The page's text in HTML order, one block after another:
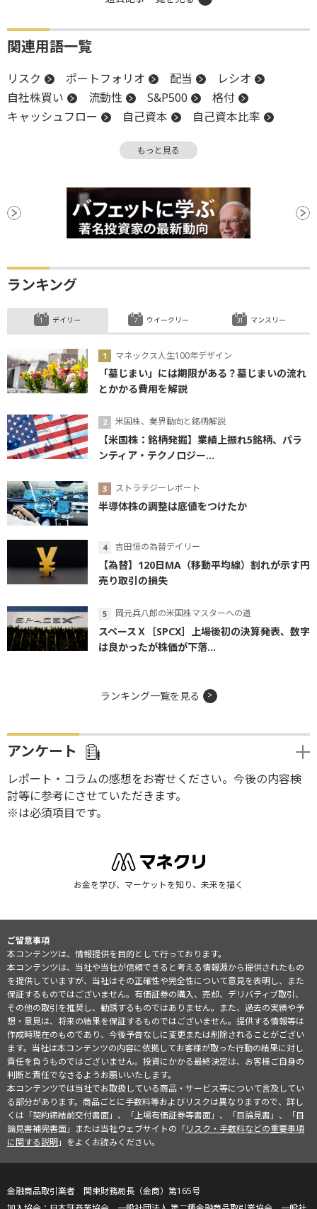
関連用語一覧
リスク ポートフォリオ 配当
レシオ
自社株買い
流動性 S&P500
格付
キャッシュフロー
自己資本
自己資本比率
もっと見る
ランキング
デイリー
マネックス人生100年デザイン
「墓じまい」には期限がある？墓じまいの流れ
とかかる費用を解説
米国株、業界動向と銘柄解説
【米国株：銘柄発掘】業績上振れ5銘柄、パラ
ンティア・テクノロジー...
ストラテジーレポート
半導体株の調整は底値をつけたか
吉田恒の為替デイリー
【為替】120日MA（移動平均線）割れが示す円
売り取引の損失
岡元兵八郎の米国株マスターへの道
スペースＸ［SPCX］上場後初の決算発表、数字
は良かったが株価が下落...
ウイークリー マンスリー
ランキング一覧を見る
アンケート
レポート・コラムの感想をお寄せください。今後の内容検
討等に参考にさせていただきます。
※は必須項目です。
お金を学び、マーケットを知り、未来を描く
ご留意事項
本コンテンツは、情報提供を目的として行っております。
本コンテンツは、当社や当社が信頼できると考える情報源から提供されたもの
を提供していますが、当社はその正確性や完全性について意見を表明し、また
保証するものではございません。有価証券の購入、売却、デリバティブ取引、
その他の取引を推奨し、勧誘するものではありません。また、過去の実績や予
想・意見は、将来の結果を保証するものではございません。提供する情報等は
作成時現在のものであり、今後予告なしに変更または削除されることがござい
ます。当社は本コンテンツの内容に依拠してお客様が取った行動の結果に対し
責任を負うものではございません。投資にかかる最終決定は、お客様ご自身の
判断と責任でなさるようお願いいたします。
本コンテンツでは当社でお取扱している商品・サービス等について言及してい
る部分があります。商品ごとに手数料等およびリスクは異なりますので、詳し
くは「契約締結前交付書面」、「上場有価証券等書面」、「目論見書」、「目
論見書補完書面」または当社ウェブサイトの「リスク・手数料などの重要事項
に関する説明」をよくお読みください。
金融商品取引業者 関東財務局長（金商）第165号